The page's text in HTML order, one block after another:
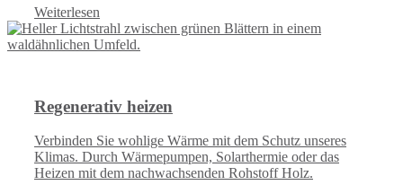
Weiterlesen
Regenerativ heizen
Verbinden Sie wohlige Wärme mit dem Schutz unseres
Klimas. Durch Wärmepumpen, Solarthermie oder das
Heizen mit dem nachwachsenden Rohstoff Holz.